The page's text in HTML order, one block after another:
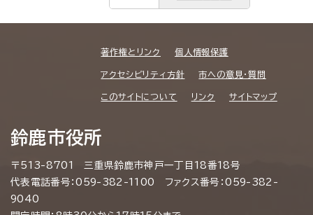
著作権とリンク 個人情報保護
アクセシビリティ方針 市への意見・質問
このサイトについて リンク サイトマップ
鈴鹿市役所
〒513-8701 三重県鈴鹿市神戸一丁目18番18号
代表電話番号：059-382-1100 ファクス番号：059-382-
9040